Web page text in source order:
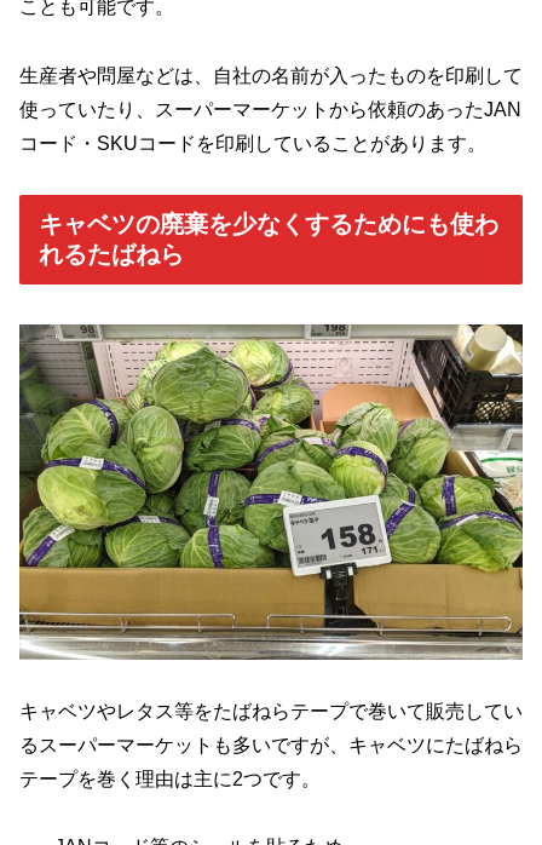
ことも可能です。
生産者や問屋などは、自社の名前が入ったものを印刷して
使っていたり、スーパーマーケットから依頼のあったJAN
コード・SKUコードを印刷していることがあります。
キャベツの廃棄を少なくするためにも使わ
れるたばねら
キャベツやレタス等をたばねらテープで巻いて販売してい
るスーパーマーケットも多いですが、キャベツにたばねら
テープを巻く理由は主に2つです。